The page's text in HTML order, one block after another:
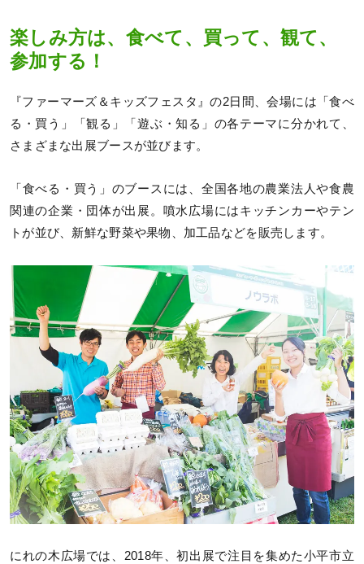
楽しみ方は、食べて、買って、観て、
参加する！
『ファーマーズ＆キッズフェスタ』の2日間、会場には「食べ
る・買う」「観る」「遊ぶ・知る」の各テーマに分かれて、
さまざまな出展ブースが並びます。
「食べる・買う」のブースには、全国各地の農業法人や食農
関連の企業・団体が出展。噴水広場にはキッチンカーやテン
トが並び、新鮮な野菜や果物、加工品などを販売します。
にれの木広場では、2018年、初出展で注目を集めた小平市立